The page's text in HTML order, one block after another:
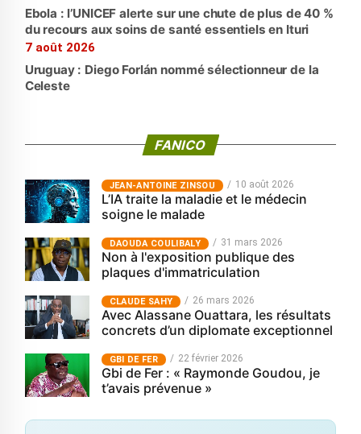
Ebola : l’UNICEF alerte sur une chute de plus de 40 %
du recours aux soins de santé essentiels en Ituri
7 août 2026
Uruguay : Diego Forlán nommé sélectionneur de la
Celeste
FANICO
JEAN-ANTOINE ZINSOU 10 août 2026
L’IA traite la maladie et le médecin
soigne le malade
‎DAOUDA COULIBALY 31 mars 2026
Non à l'exposition publique des
plaques d'immatriculation
CLAUDE SAHY 26 mars 2026
Avec Alassane Ouattara, les résultats
concrets d’un diplomate exceptionnel
GBI DE FER 22 février 2026
Gbi de Fer : « Raymonde Goudou, je
t’avais prévenue »